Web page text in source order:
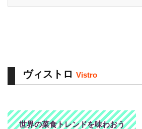
ヴィストロ Vistro
世界の菜食トレンドを味わおう